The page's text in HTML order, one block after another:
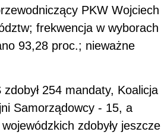
PKW Wojciech
frekwencja w wyborach
93,28 proc.; nieważne
254 mandaty, Koalicja
Samorządowcy - 15, a
zdobyły jeszcze